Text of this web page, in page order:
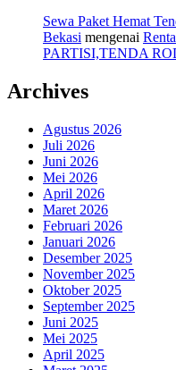
Sewa Paket Hemat
Bekasi mengenai
PARTISI,TENDA
Archives
Agustus 2026
Juli 2026
Juni 2026
Mei 2026
April 2026
Maret 2026
Februari 2026
Januari 2026
Desember 2025
November 2025
Oktober 2025
September 2025
Juni 2025
Mei 2025
April 2025